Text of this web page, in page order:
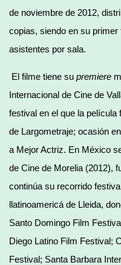
de noviembre de 2012,
copias, siendo en su
asistentes por sala.
El filme tiene su premiere
Internacional de Cine de
festival en el que la
de Largometraje; ocasión
a Mejor Actriz. En México
de Cine de Morelia (2012),
continúa su recorrido
llatinoamericá de Lleida,
Santo Domingo Film
Diego Latino Film Festival;
Festival; Santa Barbara